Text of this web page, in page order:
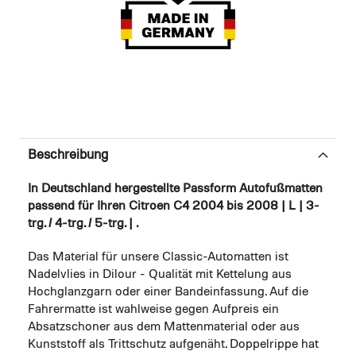
Beschreibung
In Deutschland hergestellte Passform Autofußmatten
passend für Ihren Citroen C4 2004 bis 2008 | L | 3-
trg. / 4-trg. / 5-trg. | .
Das Material für unsere Classic-Automatten ist
Nadelvlies in Dilour - Qualität mit Kettelung aus
Hochglanzgarn oder einer Bandeinfassung. Auf die
Fahrermatte ist wahlweise gegen Aufpreis ein
Absatzschoner aus dem Mattenmaterial oder aus
Kunststoff als Trittschutz aufgenäht. Doppelrippe hat